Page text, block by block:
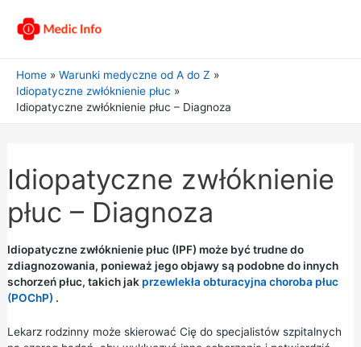
Home
Warunki medyczne od A do Z
Idiopatyczne zwłóknienie płuc
Idiopatyczne zwłóknienie płuc – Diagnoza
Idiopatyczne zwłóknienie
płuc – Diagnoza
Idiopatyczne zwłóknienie płuc (IPF) może być trudne do
zdiagnozowania, ponieważ jego objawy są podobne do innych
schorzeń płuc, takich jakprzewlekła obturacyjna choroba płuc
(POChP) .
Lekarz rodzinny może skierować Cię do specjalistów szpitalnych